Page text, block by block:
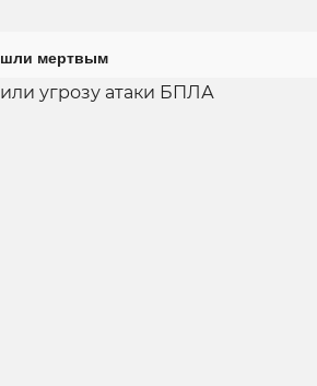
мертвым